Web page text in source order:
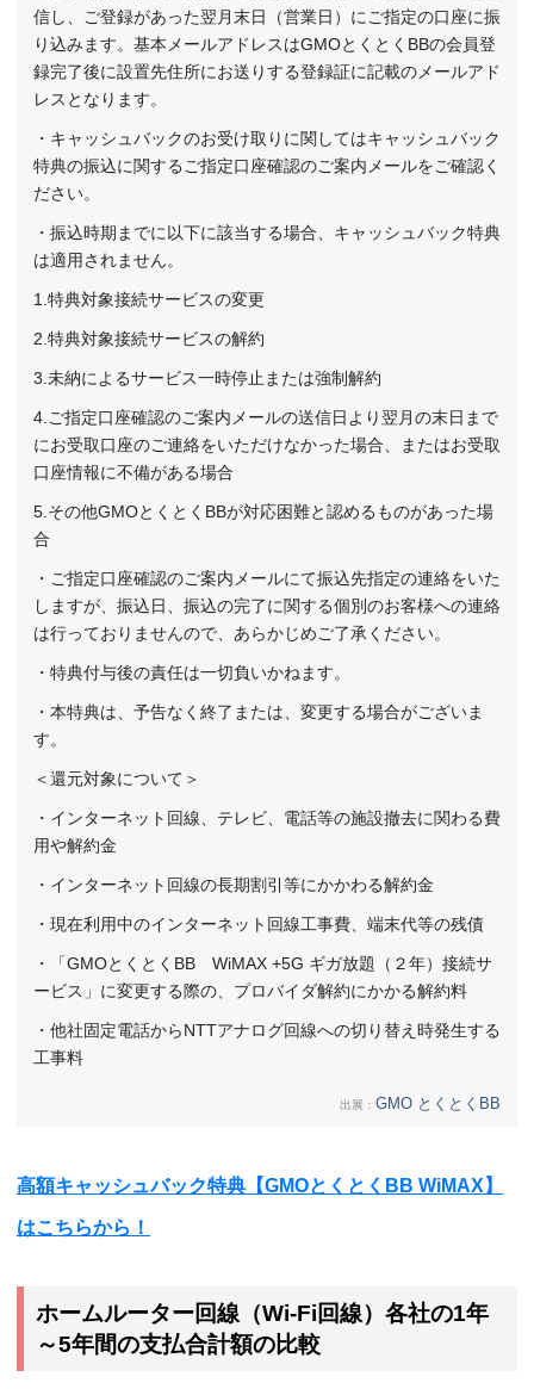
信し、ご登録があった翌月末日（営業日）にご指定の口座に振
り込みます。基本メールアドレスはGMOとくとくBBの会員登
録完了後に設置先住所にお送りする登録証に記載のメールアド
レスとなります。
・キャッシュバックのお受け取りに関してはキャッシュバック
特典の振込に関するご指定口座確認のご案内メールをご確認く
ださい。
・振込時期までに以下に該当する場合、キャッシュバック特典
は適用されません。
1.特典対象接続サービスの変更
2.特典対象接続サービスの解約
3.未納によるサービス一時停止または強制解約
4.ご指定口座確認のご案内メールの送信日より翌月の末日まで
にお受取口座のご連絡をいただけなかった場合、またはお受取
口座情報に不備がある場合
5.その他GMOとくとくBBが対応困難と認めるものがあった場
合
・ご指定口座確認のご案内メールにて振込先指定の連絡をいた
しますが、振込日、振込の完了に関する個別のお客様への連絡
は行っておりませんので、あらかじめご了承ください。
・特典付与後の責任は一切負いかねます。
・本特典は、予告なく終了または、変更する場合がございま
す。
＜還元対象について＞
・インターネット回線、テレビ、電話等の施設撤去に関わる費
用や解約金
・インターネット回線の長期割引等にかかわる解約金
・現在利用中のインターネット回線工事費、端末代等の残債
・「GMOとくとくBB WiMAX +5G ギガ放題（２年）接続サ
ービス」に変更する際の、プロバイダ解約にかかる解約料
・他社固定電話からNTTアナログ回線への切り替え時発生する
工事料
出展： GMO とくとくBB
高額キャッシュバック特典【GMOとくとくBB WiMAX】
はこちらから！
ホームルーター回線（Wi-Fi回線）各社の1年
～5年間の支払合計額の比較